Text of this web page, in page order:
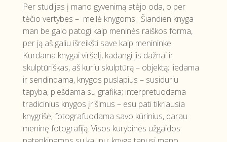
Per studijas į mano gyvenimą atėjo oda, o per
tėčio vertybes – meilė knygoms. Šiandien knyga
man be galo patogi kaip meninės raiškos forma,
per ją aš galiu išreikšti save kaip menininkė.
Kurdama knygai viršelį, kadangi jis dažnai ir
skulptūriškas, aš kuriu skulptūrą – objektą; liedama
ir sendindama, knygos puslapius – susiduriu
tapyba, piešdama su grafika; interpretuodama
tradicinius knygos įrišimus – esu pati tikriausia
knygrišė; fotografuodama savo kūrinius, darau
meninę fotografiją. Visos kūrybinės užgaidos